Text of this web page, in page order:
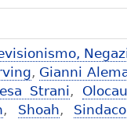
, Gianni
Strani,
, Shoah,